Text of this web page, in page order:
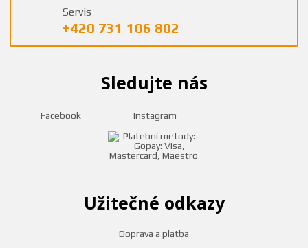
Užitečné odkazy
Doprava a platba
Servis
+420 731 106 802
Sledujte nás
Facebook Instagram